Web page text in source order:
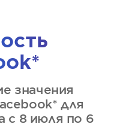
значения
для
с 8 июля по 6